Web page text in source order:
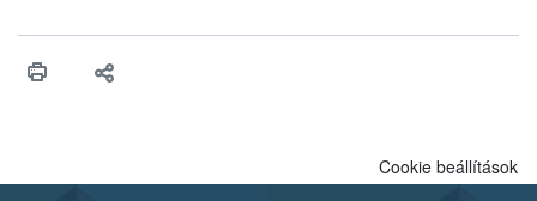
higiéniai szabályok betartása, a megfelelő hőkezelés, valamint a
biztonsági Hivatal (Nébih) Oktatási Programja összegyűjtötte a
Cookie beállítások